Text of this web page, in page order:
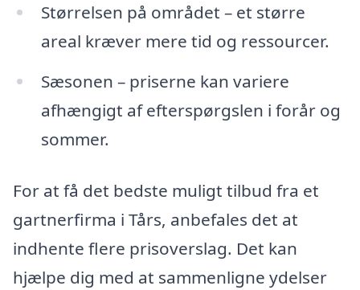
Størrelsen på området – et større
areal kræver mere tid og ressourcer.
Sæsonen – priserne kan variere
afhængigt af efterspørgslen i forår og
sommer.
For at få det bedste muligt tilbud fra et
gartnerfirma i Tårs, anbefales det at
indhente flere prisoverslag. Det kan
hjælpe dig med at sammenligne ydelser